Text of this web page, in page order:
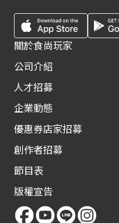
關於食尚玩家
公司介紹
人才招募
企業動態
優惠券店家招募
創作者招募
節目表
版權宣告